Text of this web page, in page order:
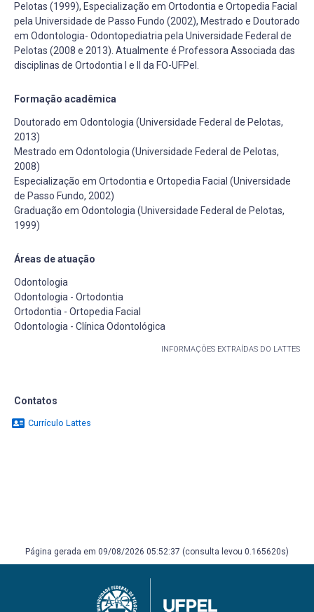
Pelotas (1999), Especialização em Ortodontia e Ortopedia Facial
pela Universidade de Passo Fundo (2002), Mestrado e Doutorado
em Odontologia- Odontopediatria pela Universidade Federal de
Pelotas (2008 e 2013). Atualmente é Professora Associada das
disciplinas de Ortodontia I e II da FO-UFPel.
Formação acadêmica
Doutorado em Odontologia (Universidade Federal de Pelotas,
2013)
Mestrado em Odontologia (Universidade Federal de Pelotas,
2008)
Especialização em Ortodontia e Ortopedia Facial (Universidade
de Passo Fundo, 2002)
Graduação em Odontologia (Universidade Federal de Pelotas,
1999)
Áreas de atuação
Odontologia
Odontologia - Ortodontia
Ortodontia - Ortopedia Facial
Odontologia - Clínica Odontológica
INFORMAÇÕES EXTRAÍDAS DO LATTES
Contatos
Currículo Lattes
Página gerada em 09/08/2026 05:52:37 (consulta levou 0.165620s)